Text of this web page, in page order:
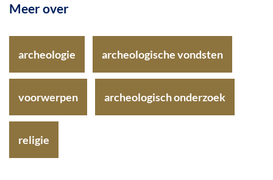
Meer over
archeologie archeologische vondsten
voorwerpen archeologisch onderzoek
religie